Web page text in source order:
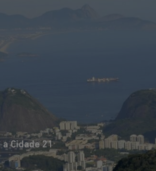
Cidade 21
e em
e do
o